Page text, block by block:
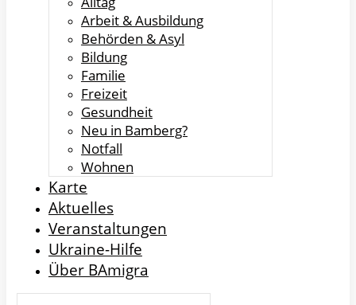
Arbeit & Ausbildung
Behörden & Asyl
Bildung
Familie
Freizeit
Gesundheit
Neu in Bamberg?
Notfall
Wohnen
Karte
Aktuelles
Veranstaltungen
Ukraine-Hilfe
Über BAmigra